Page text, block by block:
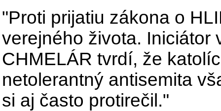
"Proti prijatiu zákona o
verejného života. Iniciátor
CHMELÁR tvrdí, že
netolerantný antisemita
si aj často protirečil."